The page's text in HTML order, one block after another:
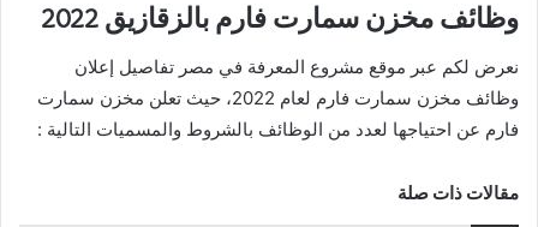
وظائف مخزن سمارت فارم بالزقازيق 2022
نعرض لكم عبر موقع مشروع المعرفة في مصر تفاصيل إعلان
وظائف مخزن سمارت فارم لعام 2022، حيث تعلن مخزن سمارت
فارم عن احتياجها لعدد من الوظائف بالشروط والمسميات التالية :
مقالات ذات صلة